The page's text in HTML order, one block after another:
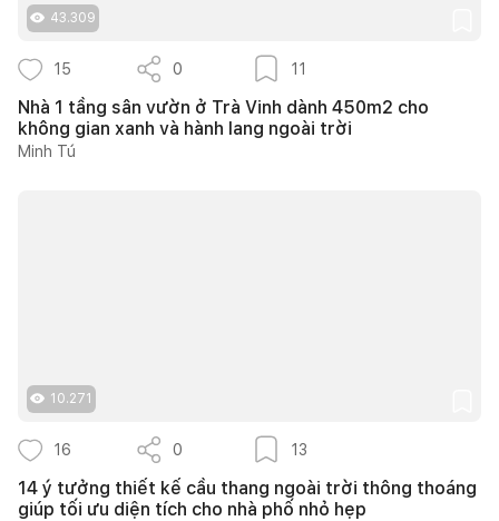
43.309
15 0 11
Nhà 1 tầng sân vườn ở Trà Vinh dành 450m2 cho
không gian xanh và hành lang ngoài trời
Minh Tú
10.271
16 0 13
14 ý tưởng thiết kế cầu thang ngoài trời thông thoáng
giúp tối ưu diện tích cho nhà phố nhỏ hẹp